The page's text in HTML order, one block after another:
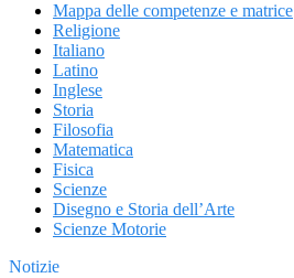
Mappa delle competenze e matrice
Religione
Italiano
Latino
Inglese
Storia
Filosofia
Matematica
Fisica
Scienze
Disegno e Storia dell’Arte
Scienze Motorie
Notizie